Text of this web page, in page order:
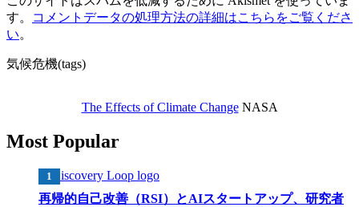
す。
コメントデータの処理方法の詳細はこちらをご覧くださ
い。
気候危機(tags)
The Effects of Climate ChangeNASA
Most Popular
再帰的自己改善（RSI）とAIスタートアップ、研究者